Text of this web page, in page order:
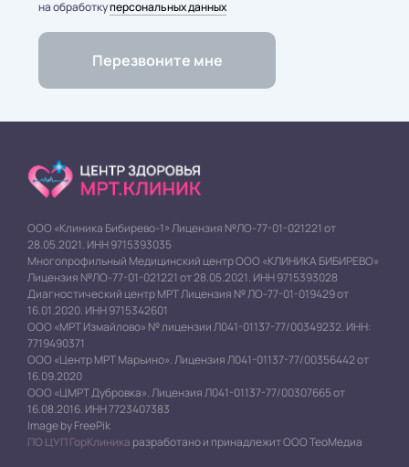
на обработкуперсональных данных
ООО «Клиника Бибирево-1» Лицензия №ЛО-77-01-021221 от
28.05.2021. ИНН 9715393035
Многопрофильный Медицинский центр ООО «КЛИНИКА БИБИРЕВО»
Лицензия №ЛО-77-01-021221 от 28.05.2021. ИНН 9715393028
Диагностический центр МРТ Лицензия № ЛО-77-01-019429 от
16.01.2020. ИНН 9715342601
ООО «МРТ Измайлово» № лицензии Л041-01137-77/00349232. ИНН:
7719490371
ООО «Центр МРТ Марьино». Лицензия Л041-01137-77/00356442 от
16.09.2020
ООО «ЦМРТ Дубровка». Лицензия Л041-01137-77/00307665 от
16.08.2016. ИНН 7723407383
Image by FreePik
ПО ЦУП ГорКлиника разработано и принадлежит ООО ТеоМедиа